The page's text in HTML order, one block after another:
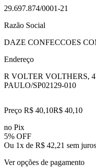
29.697.874/0001-21
Razão Social
DAZE CONFECCOES
Endereço
R VOLTER VOLTHERS, 4
PAULO/SP02129-010
Preço R$ 40,10R$ 40,10
no Pix
5% OFF
Ou 1x de R$ 42,21 sem juros
Ver opções de pagamento